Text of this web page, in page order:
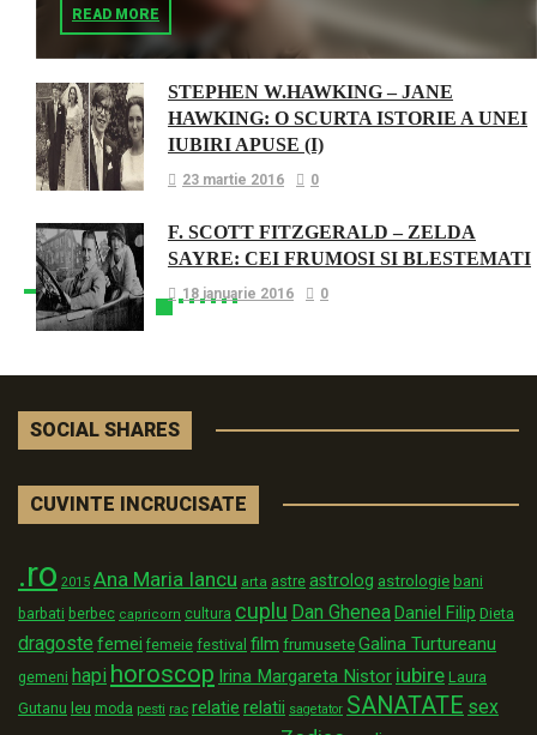
READ MORE
STEPHEN W.HAWKING – JANE
HAWKING: O SCURTA ISTORIE A UNEI
IUBIRI APUSE (I)
23 martie 2016 0
F. SCOTT FITZGERALD – ZELDA
SAYRE: CEI FRUMOSI SI BLESTEMATI
18 ianuarie 2016 0
SOCIAL SHARES
CUVINTE INCRUCISATE
.ro 2015 Ana Maria Iancu arta astre astrolog astrologie bani
barbati berbec capricorn cultura cuplu Dan GheneaDaniel Filip Dieta
dragoste femei femeie festival film frumusete Galina Turtureanu
gemeni hapi horoscop Irina Margareta Nistor iubire Laura
Gutanu leu moda pesti rac relatie relatii sagetator SANATATE sex